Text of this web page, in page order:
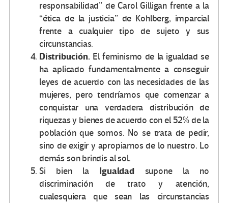
responsabilidad” de Carol Gilligan frente a la
“ética de la justicia” de Kohlberg, imparcial
frente a cualquier tipo de sujeto y sus
circunstancias.
Distribución. El feminismo de la igualdad se
ha aplicado fundamentalmente a conseguir
leyes de acuerdo con las necesidades de las
mujeres, pero tendríamos que comenzar a
conquistar una verdadera distribución de
riquezas y bienes de acuerdo con el 52% de la
población que somos. No se trata de pedir,
sino de exigir y apropiarnos de lo nuestro. Lo
demás son brindis al sol.
Si bien la Igualdad
supone la no
discriminación de trato y atención,
cualesquiera que sean las circunstancias